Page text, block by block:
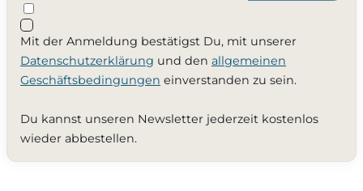
Mit der Anmeldung bestätigst Du, mit unserer
Datenschutzerklärung und den allgemeinen
Geschäftsbedingungen einverstanden zu sein.
Du kannst unseren Newsletter jederzeit kostenlos
wieder abbestellen.